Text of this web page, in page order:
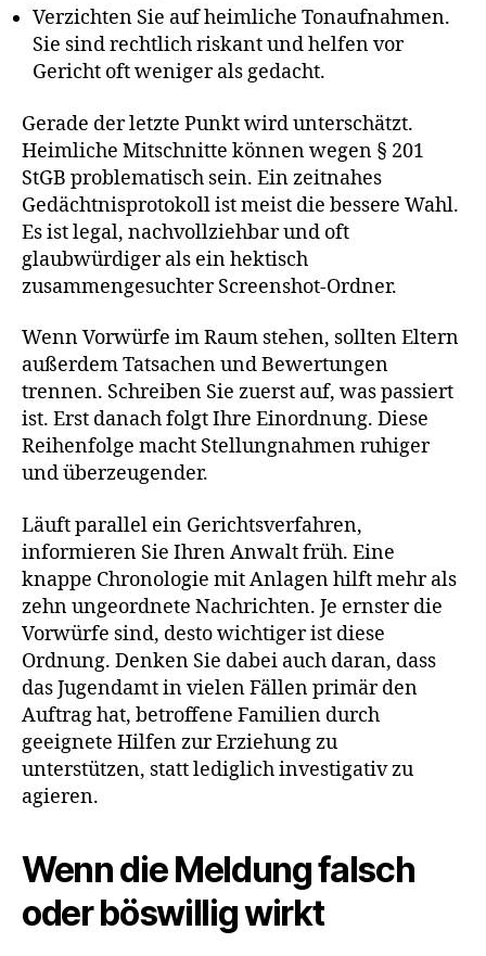
Verzichten Sie auf heimliche Tonaufnahmen.
Sie sind rechtlich riskant und helfen vor
Gericht oft weniger als gedacht.
Gerade der letzte Punkt wird unterschätzt.
Heimliche Mitschnitte können wegen § 201
StGB problematisch sein. Ein zeitnahes
Gedächtnisprotokoll ist meist die bessere Wahl.
Es ist legal, nachvollziehbar und oft
glaubwürdiger als ein hektisch
zusammengesuchter Screenshot-Ordner.
Wenn Vorwürfe im Raum stehen, sollten Eltern
außerdem Tatsachen und Bewertungen
trennen. Schreiben Sie zuerst auf, was passiert
ist. Erst danach folgt Ihre Einordnung. Diese
Reihenfolge macht Stellungnahmen ruhiger
und überzeugender.
Läuft parallel ein Gerichtsverfahren,
informieren Sie Ihren Anwalt früh. Eine
knappe Chronologie mit Anlagen hilft mehr als
zehn ungeordnete Nachrichten. Je ernster die
Vorwürfe sind, desto wichtiger ist diese
Ordnung. Denken Sie dabei auch daran, dass
das Jugendamt in vielen Fällen primär den
Auftrag hat, betroffene Familien durch
geeignete Hilfen zur Erziehung zu
unterstützen, statt lediglich investigativ zu
agieren.
Wenn die Meldung falsch
oder böswillig wirkt